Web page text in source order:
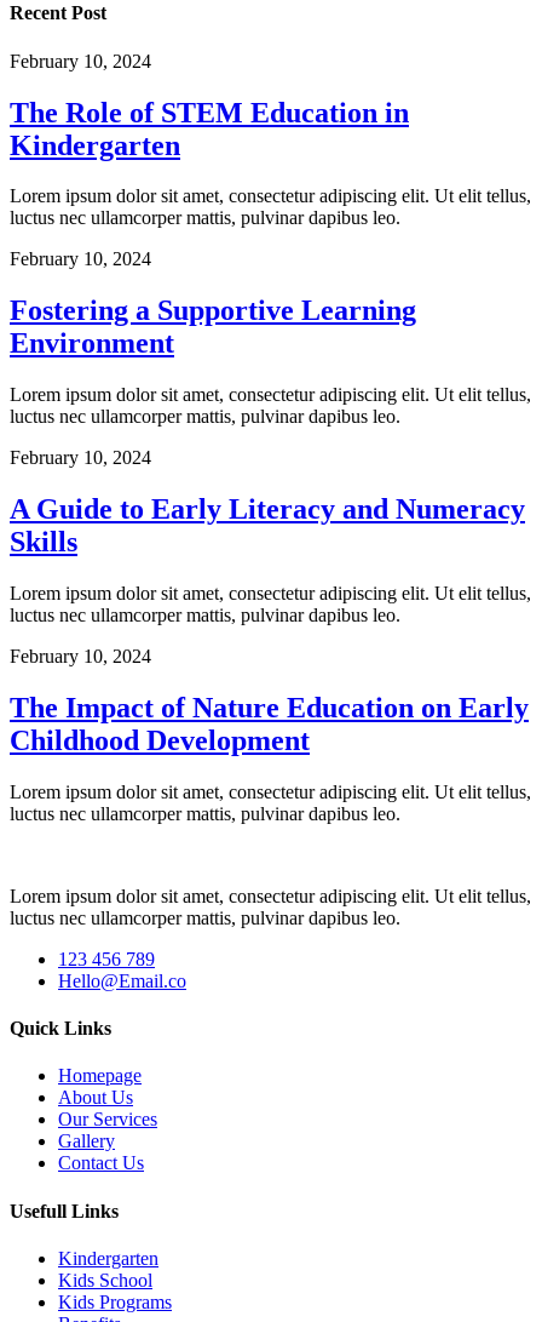
Recent Post
February 10, 2024
The Role of STEM Education in
Kindergarten
Lorem ipsum dolor sit amet, consectetur adipiscing elit. Ut elit tellus,
luctus nec ullamcorper mattis, pulvinar dapibus leo.
February 10, 2024
Fostering a Supportive Learning
Environment
Lorem ipsum dolor sit amet, consectetur adipiscing elit. Ut elit tellus,
luctus nec ullamcorper mattis, pulvinar dapibus leo.
February 10, 2024
A Guide to Early Literacy and Numeracy
Skills
Lorem ipsum dolor sit amet, consectetur adipiscing elit. Ut elit tellus,
luctus nec ullamcorper mattis, pulvinar dapibus leo.
February 10, 2024
The Impact of Nature Education on Early
Childhood Development
Lorem ipsum dolor sit amet, consectetur adipiscing elit. Ut elit tellus,
luctus nec ullamcorper mattis, pulvinar dapibus leo.
Lorem ipsum dolor sit amet, consectetur adipiscing elit. Ut elit tellus,
luctus nec ullamcorper mattis, pulvinar dapibus leo.
123 456 789
Hello@Email.co
Quick Links
Homepage
About Us
Our Services
Gallery
Contact Us
Usefull Links
Kindergarten
Kids School
Kids Programs